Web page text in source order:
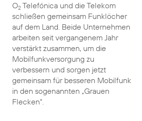
O2Telefónica und die Telekom
schließen gemeinsam Funklöcher
auf dem Land. Beide Unternehmen
arbeiten seit vergangenem Jahr
verstärkt zusammen, um die
Mobilfunkversorgung zu
verbessern und sorgen jetzt
gemeinsam für besseren Mobilfunk
in den sogenannten „Grauen
Flecken“.